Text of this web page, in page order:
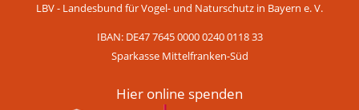
LBV - Landesbund für Vogel- und Naturschutz in Bayern e. V.
IBAN: DE47 7645 0000 0240 0118 33
Sparkasse Mittelfranken-Süd
Hier online spenden